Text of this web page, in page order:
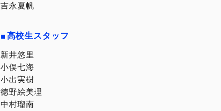
吉永夏帆
高校生スタッフ
新井悠里
小俣七海
小出実樹
徳野絵美理
中村瑠南